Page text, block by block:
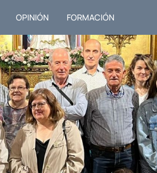
OPINIÓN FORMACIÓN